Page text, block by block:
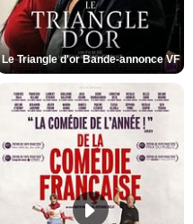
Le Triangle d'or Bande-annonce VF